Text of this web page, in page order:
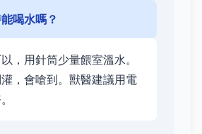
喝水嗎？
，用針筒少量餵室溫水。
，會嗆到。獸醫建議用電